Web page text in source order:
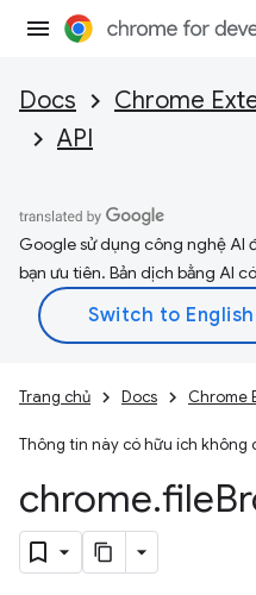
Docs Chrome
API
Google sử dụng công nghệ AI
bạn ưu tiên. Bản dịch bằng AI
Trang chủ Docs Chrome
Thông tin này có hữu ích không
chrome.file